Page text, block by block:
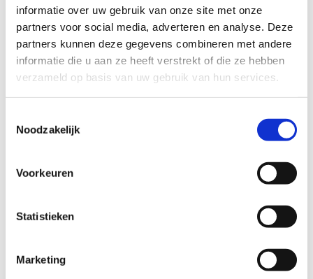
informatie over uw gebruik van onze site met onze
partners voor social media, adverteren en analyse. Deze
partners kunnen deze gegevens combineren met andere
informatie die u aan ze heeft verstrekt of die ze hebben
verzameld op basis van uw gebruik van hun services.
Noodzakelijk
Voorkeuren
Statistieken
Marketing
ALGEMENE BEOORDELING *
licht
makkelijk